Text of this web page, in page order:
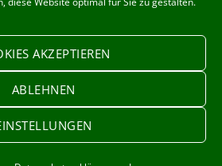
AKZEPTIEREN
ABLEHNEN
Richtlinie